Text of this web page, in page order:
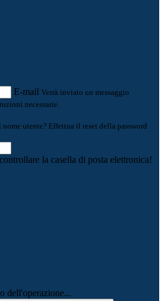
E-mail Verrà inviato un messaggio
necessarie.
utente? Effettua il reset della password
la casella di posta elettronica!
dell'operazione...